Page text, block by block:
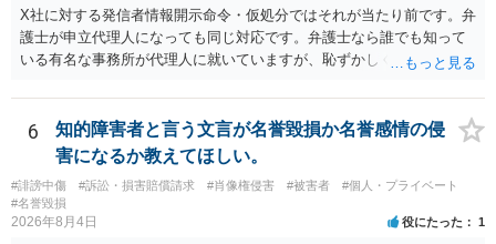
いと考えられます。仮に具体的な画面構成の一部に創作性が認められ
ても、その権利は当該部分に限られ、ご相談者の写真や文章等を制作
実績として掲載する権限まで当然に生じるものではありません。 もっ
の同意があれば別です。また、単に制作を担当した事実を記載した
り、公開中のサイトへリンクしたりする行為まで当然に禁止できると
は限りません。 人物写真については、通常のSNSへの無断掲載と同
様、掲載目的、態様、必要性、本人の特定可能性等から判断されま
す。営業目的であり、本人も掲載を拒否していることは、違法性を認
める方向の事情となりますが、自動的に肖像権侵害となるわけではあ
りません。 まず、見積書、メール、チャット、デザイナーの利用規約
X社に対する発信者情報開示命令・仮処分ではそれが当たり前です。弁
護士が申立代理人になっても同じ対応です。弁護士なら誰でも知って
いる有名な事務所が代理人に就いていますが、恥ずかしくないのだろ
6
知的障害者と言う文言が名誉毀損か名誉感情の侵
害になるか教えてほしい。
#誹謗中傷 #訴訟・損害賠償請求 #肖像権侵害 #被害者
#個人・プライベート
#名誉毀損
2026年8月4日 役にたった 1